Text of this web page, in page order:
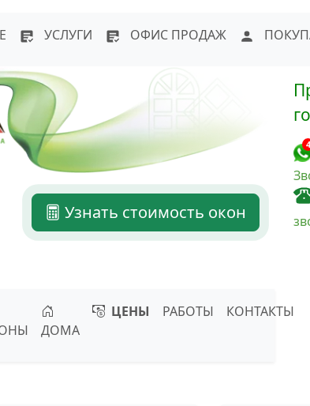
УСЛУГИ ОФИС ПРОДАЖ
Узнать стоимость окон
ДОМА
ЦЕНЫ РАБОТЫ КОНТАКТЫ
4